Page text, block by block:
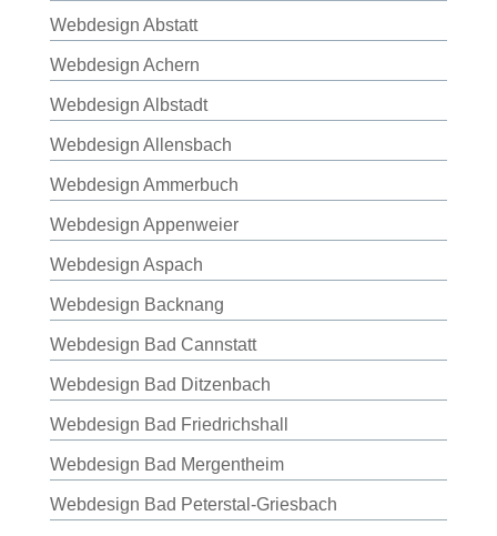
Webdesign Abstatt
Webdesign Achern
Webdesign Albstadt
Webdesign Allensbach
Webdesign Ammerbuch
Webdesign Appenweier
Webdesign Aspach
Webdesign Backnang
Webdesign Bad Cannstatt
Webdesign Bad Ditzenbach
Webdesign Bad Friedrichshall
Webdesign Bad Mergentheim
Webdesign Bad Peterstal-Griesbach